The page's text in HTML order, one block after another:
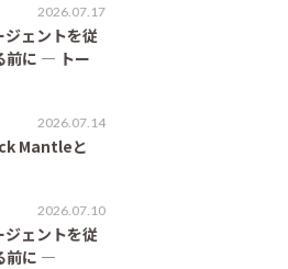
2026.07.17
ジェントを従
前に ― トー
2026.07.14
Mantleと
2026.07.10
ジェントを従
前に ―